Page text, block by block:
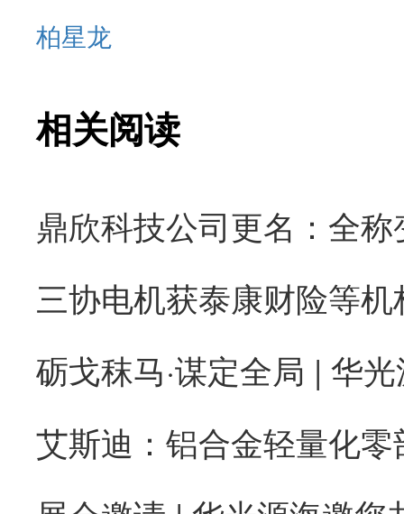
柏星龙
相关阅读
砺戈秣马·谋定全局 | 华